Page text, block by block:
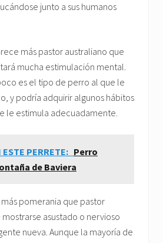
junto a sus humanos
más pastor australiano que
mucha estimulación mental.
es el tipo de perro al que le
y podría adquirir algunos hábitos
le estimula adecuadamente.
PERRETE: Perro
de Baviera
más pomerania que pastor
asustado o nervioso
nueva. Aunque la mayoría de